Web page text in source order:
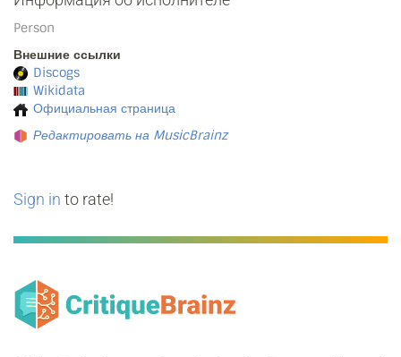
Person
Внешние ссылки
Discogs
Wikidata
Официальная страница
Редактировать на MusicBrainz
Sign in to rate!